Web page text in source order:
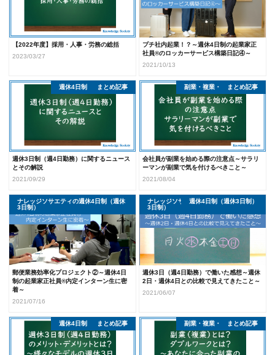
【2022年度】採用・人事・労務の総括
2023/03/27
プチ社内起業！？～週休4日制の起業家正
社員®のロッカーサービス構築日記④～
2021/10/13
週休3日制（週4日勤務）に関するニュース
とその解説
2021/09/29
週休4日制（週休3日制）
まとめ記事
会社員が副業を始める際の注意点～サラリ
ーマンが副業で気を付けるべきこと～
2021/08/04
副業・複業・ダブルワーク
まとめ記事
郵便業務効率化プロジェクト②～週休4日
制の起業家正社員®内定インターン生に密
着～
2021/07/16
ナレッジソサエティの週休4日制（週休
3日制）
週休3日（週4日勤務）で働いた感想～週休
2日・週休4日との比較で見えてきたこと～
2021/06/07
ナレッジソサエティ採用情報
ナレッジソサエティの週休4日制（週休
3日制）
週休4日制（週休3日制）
週休4日制（週休3日制）
まとめ記事 副業・複業・ダブルワーク
まとめ記事